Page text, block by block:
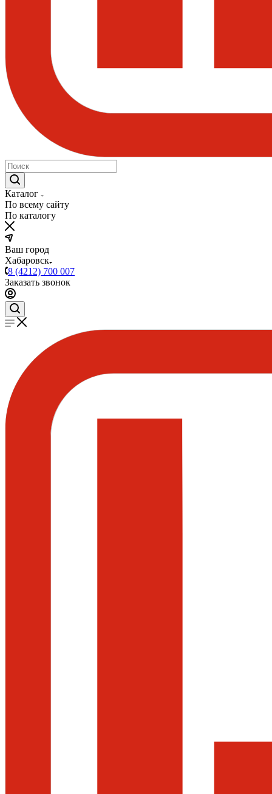
Каталог
По всему сайту
По каталогу
Ваш город
Хабаровск
8 (4212) 700 007
Заказать звонок